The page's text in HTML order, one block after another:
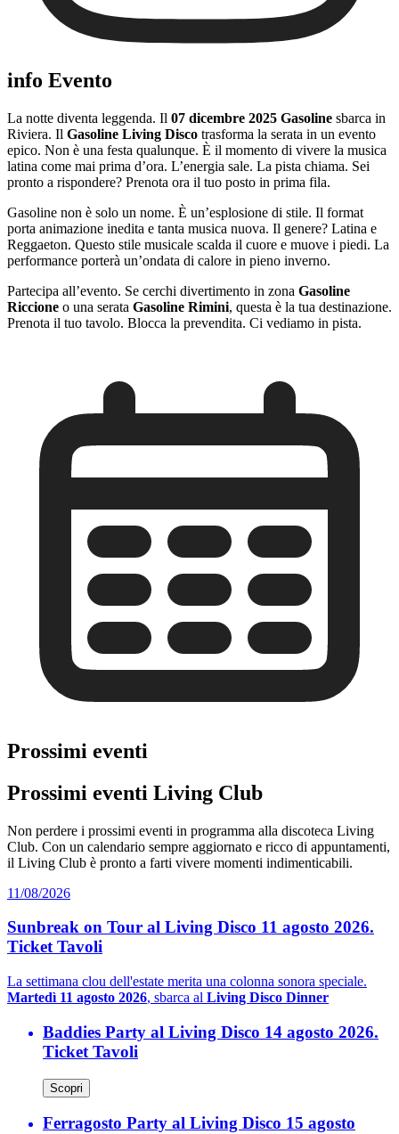
info Evento
La notte diventa leggenda. Il 07 dicembre 2025 Gasoline sbarca in
Riviera. Il Gasoline Living Disco trasforma la serata in un evento
epico. Non è una festa qualunque. È il momento di vivere la musica
latina come mai prima d’ora. L’energia sale. La pista chiama. Sei
pronto a rispondere? Prenota ora il tuo posto in prima fila.
Gasoline non è solo un nome. È un’esplosione di stile. Il format
porta animazione inedita e tanta musica nuova. Il genere? Latina e
Reggaeton. Questo stile musicale scalda il cuore e muove i piedi. La
performance porterà un’ondata di calore in pieno inverno.
Partecipa all’evento. Se cerchi divertimento in zona Gasoline
Riccione o una serata Gasoline Rimini, questa è la tua destinazione.
Prenota il tuo tavolo. Blocca la prevendita. Ci vediamo in pista.
Prossimi eventi
Prossimi eventi Living Club
Non perdere i prossimi eventi in programma alla discoteca Living
Club. Con un calendario sempre aggiornato e ricco di appuntamenti,
il Living Club è pronto a farti vivere momenti indimenticabili.
11/08/2026
Sunbreak on Tour al Living Disco 11 agosto 2026.
Ticket Tavoli
La settimana clou dell'estate merita una colonna sonora speciale.
Martedì 11 agosto 2026, sbarca al Living Disco Dinner
Baddies Party al Living Disco 14 agosto 2026.
Ticket Tavoli
Scopri
Ferragosto Party al Living Disco 15 agosto